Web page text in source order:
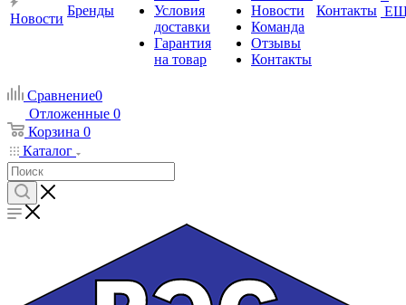
Новости
Бренды
Условия
доставки
Гарантия
на товар
Новости
Команда
Отзывы
Контакты
Контакты
Сравнение0
Отложенные 0
Корзина 0
Каталог